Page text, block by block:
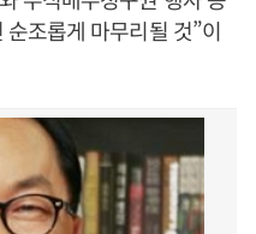
조롭게 마무리될 것”이